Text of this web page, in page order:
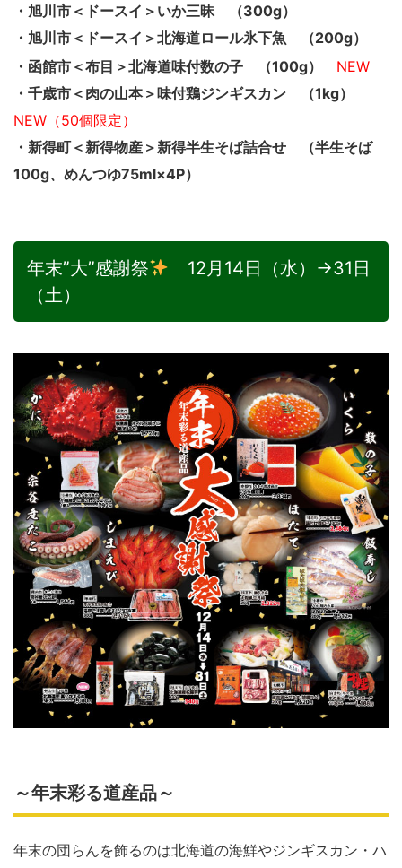
・旭川市＜ドースイ＞いか三昧 （300g）
・旭川市＜ドースイ＞北海道ロール氷下魚 （200g）
・函館市＜布目＞北海道味付数の子 （100g） NEW
・千歳市＜肉の山本＞味付鶏ジンギスカン （1kg）
NEW（50個限定）
・新得町＜新得物産＞新得半生そば詰合せ （半生そば
100g、めんつゆ75ml×4P）
年末”大”感謝祭
12月14日（水）→31日
（土）
～年末彩る道産品～
年末の団らんを飾るのは北海道の海鮮やジンギスカン・ハ